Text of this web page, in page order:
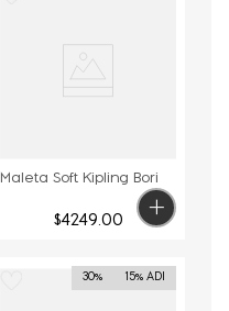
Maleta Soft Kipling Bori
$4249.00
30% 15% ADI